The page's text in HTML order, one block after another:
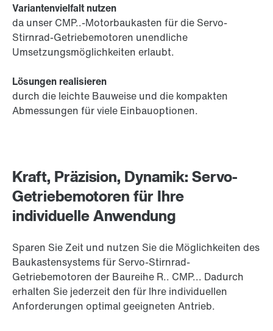
Kraft, Präzision, Dynamik: Servo-
Getriebemotoren für Ihre
individuelle Anwendung
Sparen Sie Zeit und nutzen Sie die Möglichkeiten des
Baukastensystems für Servo-Stirnrad-
Getriebemotoren der Baureihe R.. CMP... Dadurch
erhalten Sie jederzeit den für Ihre individuellen
Anforderungen optimal geeigneten Antrieb.
Variantenvielfalt nutzen
da unser CMP..-Motorbaukasten für die Servo-
Stirnrad-Getriebemotoren unendliche
Umsetzungsmöglichkeiten erlaubt.
Lösungen realisieren
durch die leichte Bauweise und die kompakten
Abmessungen für viele Einbauoptionen.